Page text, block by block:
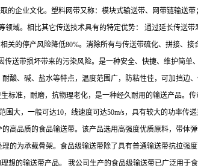
企业文化。塑料网带又称：模块式输送带、网带链输送
域。相比其它传送技术具有的特定优势： 通过延长传送
的停产风险降低80%。消除所有与传送带硫化、拼接、接
送带损坏带来的污染风险。是一种安全、快捷、维护简
、碱、盐水等特点，温度范围广，防粘性佳，可加挡边
准，耐磨，抗物理老化，是一种经久耐用的输送产品。
大，一般可达10，线速度可达50m/s，具有较大的功率传
品质的食品输送带。该产品选用高强度优质原料，带体
为承载骨架。食品级输送带除了具有普通输送带抗拉强
的输送带产品。 我公司生产的食品级输送带已广泛用于